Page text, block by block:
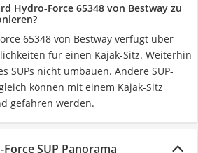
Hydro-Force 65348 von Bestway zu
65348 von Bestway verfügt über
für einen Kajak-Sitz. Weiterhin
SUPs nicht umbauen. Andere SUP-
können mit einem Kajak-Sitz
gefahren werden.
SUP Panorama